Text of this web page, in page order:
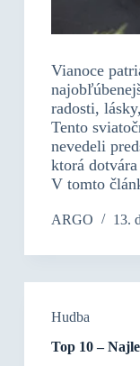
Vianoce
radosti,
Tento
nevedeli
ktorá
V tomto
ARGO 13.
Hudba
Top 10 –